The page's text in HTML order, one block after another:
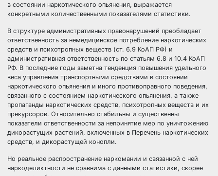
в состоянии наркотического опьянения, выражается
конкретными количественными показателями статистики.
В структуре административных правонарушений преобладает
ответственность за немедицинское потребление наркотических
средств и психотропных веществ (ст. 6.9 КоАП РФ) и
административная ответственность по статьям 6.8 и 10.4 КоАП
РФ. В последние годы заметна тенденция повышения удельного
веса управления транспортными средствами в состоянии
наркотического опьянения и иного противоправного поведения,
связанного с состоянием наркотического опьянения, а также
пропаганды наркотических средств, психотропных веществ и их
прекурсоров. Относительно стабильны и существенны
показатели ответственности за непринятие мер по уничтожению
дикорастущих растений, включенных в Перечень наркотических
средств, и дикорастущей конопли.
Но реальное распространение наркомании и связанной с ней
наркоделиктности не сравнима с данными статистики, скорее